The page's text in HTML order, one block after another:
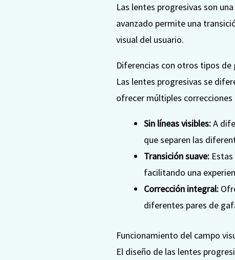
Las lentes progresivas son
avanzado permite una
visual del usuario.
Diferencias con otros tipos de
Las lentes progresivas se
ofrecer múltiples
Sin líneas visibles:A
que separen las
Transición suave:
facilitando una
Corrección integral:
diferentes pares de
Funcionamiento del campo
El diseño de las lentes